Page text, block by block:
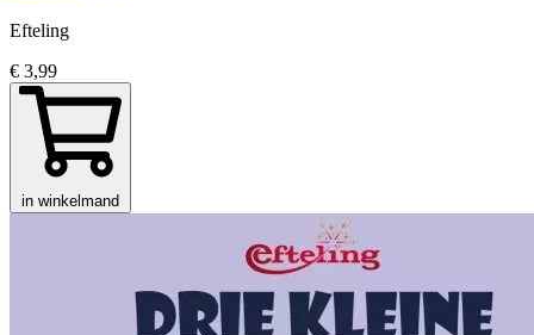
Efteling
€ 3,99
in winkelmand